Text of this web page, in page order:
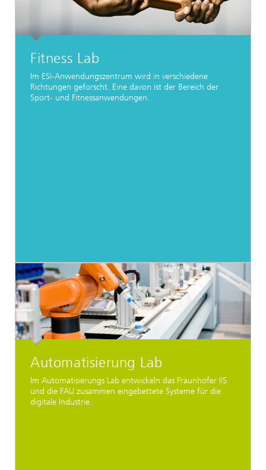
Fitness Lab
Im ESI-Anwendungszentrum wird in verschiedene
Richtungen geforscht. Eine davon ist der Bereich der
Sport- und Fitnessanwendungen.
Automatisierung Lab
Im Automatisierungs Lab entwickeln das Fraunhofer IIS
und die FAU zusammen eingebettete Systeme für die
digitale Industrie.